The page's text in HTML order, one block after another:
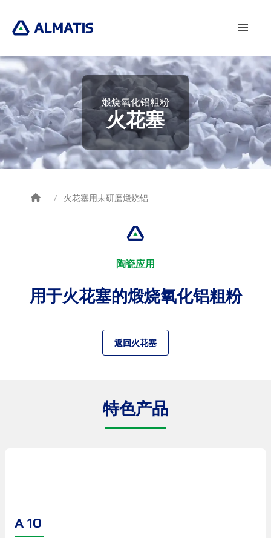
main
content
煅烧氧化铝粗粉
火花塞
Breadcrumb
火花塞用未研磨煅烧铝
陶瓷应用
用于火花塞的煅烧氧化铝粗粉
返回火花塞
特色产品
A 10